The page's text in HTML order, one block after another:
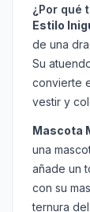
¿Por qué
Estilo
de una
Su
convierte
vestir y
Mascota
una
añade un
con su
ternura